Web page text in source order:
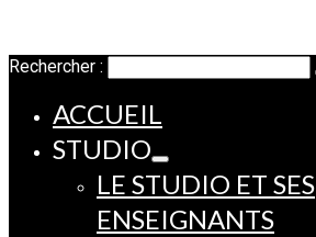
Rechercher :
ACCUEIL
STUDIO
LE STUDIO ET SES
ENSEIGNANTS